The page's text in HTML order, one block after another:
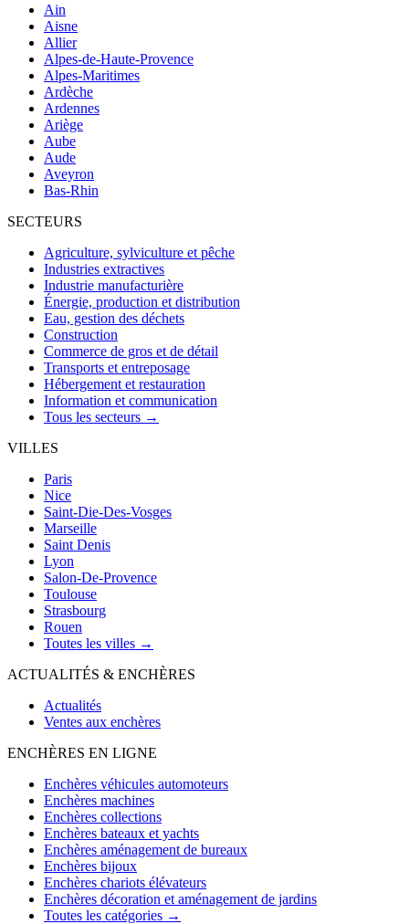
Ain
Aisne
Allier
Alpes-de-Haute-Provence
Alpes-Maritimes
Ardèche
Ardennes
Ariège
Aube
Aude
Aveyron
Bas-Rhin
SECTEURS
Agriculture, sylviculture et pêche
Industries extractives
Industrie manufacturière
Énergie, production et distribution
Eau, gestion des déchets
Construction
Commerce de gros et de détail
Transports et entreposage
Hébergement et restauration
Information et communication
Tous les secteurs →
VILLES
Paris
Nice
Saint-Die-Des-Vosges
Marseille
Saint Denis
Lyon
Salon-De-Provence
Toulouse
Strasbourg
Rouen
Toutes les villes →
ACTUALITÉS & ENCHÈRES
Actualités
Ventes aux enchères
ENCHÈRES EN LIGNE
Enchères véhicules automoteurs
Enchères machines
Enchères collections
Enchères bateaux et yachts
Enchères aménagement de bureaux
Enchères bijoux
Enchères chariots élévateurs
Enchères décoration et aménagement de jardins
Toutes les catégories →